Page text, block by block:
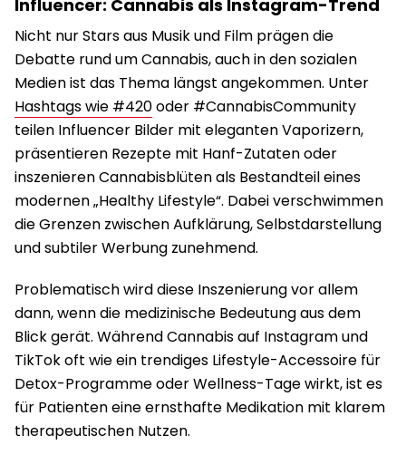
Influencer: Cannabis als Instagram-Trend
Nicht nur Stars aus Musik und Film prägen die
Debatte rund um Cannabis, auch in den sozialen
Medien ist das Thema längst angekommen. Unter
Hashtags wie #420oder #CannabisCommunity
teilen Influencer Bilder mit eleganten Vaporizern,
präsentieren Rezepte mit Hanf-Zutaten oder
inszenieren Cannabisblüten als Bestandteil eines
modernen „Healthy Lifestyle“. Dabei verschwimmen
die Grenzen zwischen Aufklärung, Selbstdarstellung
und subtiler Werbung zunehmend.
Problematisch wird diese Inszenierung vor allem
dann, wenn die medizinische Bedeutung aus dem
Blick gerät. Während Cannabis auf Instagram und
TikTok oft wie ein trendiges Lifestyle-Accessoire für
Detox-Programme oder Wellness-Tage wirkt, ist es
für Patienten eine ernsthafte Medikation mit klarem
therapeutischen Nutzen.